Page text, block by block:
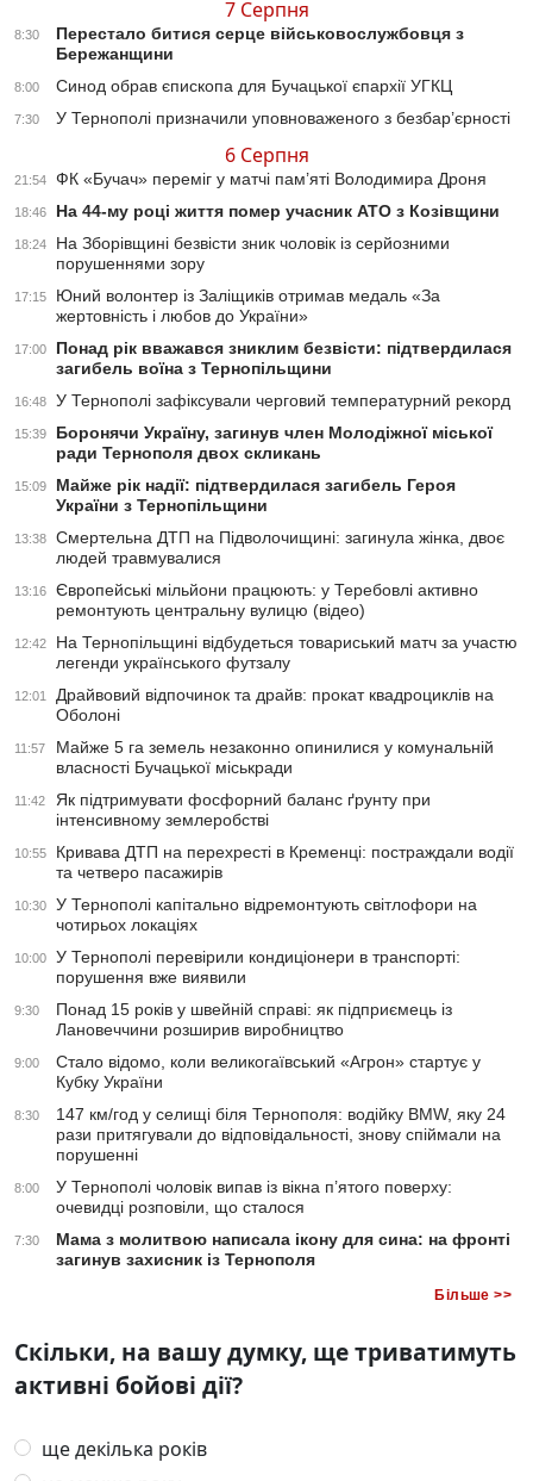
7 Серпня
8:30
Перестало битися серце військовослужбовця з
Бережанщини
8:00 Синод обрав єпископа для Бучацької єпархії УГКЦ
7:30 У Тернополі призначили уповноваженого з безбар’єрності
6 Серпня
21:54 ФК «Бучач» переміг у матчі пам’яті Володимира Дроня
18:46 На 44-му році життя помер учасник АТО з Козівщини
18:24
На Зборівщині безвісти зник чоловік із серйозними
порушеннями зору
17:15
Юний волонтер із Заліщиків отримав медаль «За
жертовність і любов до України»
17:00
Понад рік вважався зниклим безвісти: підтвердилася
загибель воїна з Тернопільщини
16:48 У Тернополі зафіксували черговий температурний рекорд
15:39
Боронячи Україну, загинув член Молодіжної міської
ради Тернополя двох скликань
15:09
Майже рік надії: підтвердилася загибель Героя
України з Тернопільщини
13:38
Смертельна ДТП на Підволочищині: загинула жінка, двоє
людей травмувалися
13:16
Європейські мільйони працюють: у Теребовлі активно
ремонтують центральну вулицю (відео)
12:42
На Тернопільщині відбудеться товариський матч за участю
легенди українського футзалу
12:01
Драйвовий відпочинок та драйв: прокат квадроциклів на
Оболоні
11:57
Майже 5 га земель незаконно опинилися у комунальній
власності Бучацької міськради
11:42
Як підтримувати фосфорний баланс ґрунту при
інтенсивному землеробстві
10:55
Кривава ДТП на перехресті в Кременці: постраждали водії
та четверо пасажирів
10:30
У Тернополі капітально відремонтують світлофори на
чотирьох локаціях
10:00
У Тернополі перевірили кондиціонери в транспорті:
порушення вже виявили
9:30
Понад 15 років у швейній справі: як підприємець із
Лановеччини розширив виробництво
9:00
Стало відомо, коли великогаївський «Агрон» стартує у
Кубку України
8:30
147 км/год у селищі біля Тернополя: водійку BMW, яку 24
рази притягували до відповідальності, знову спіймали на
порушенні
8:00
У Тернополі чоловік випав із вікна п’ятого поверху:
очевидці розповіли, що сталося
7:30
Мама з молитвою написала ікону для сина: на фронті
загинув захисник із Тернополя
Більше >>
Скільки, на вашу думку, ще триватимуть
активні бойові дії?
ще декілька років